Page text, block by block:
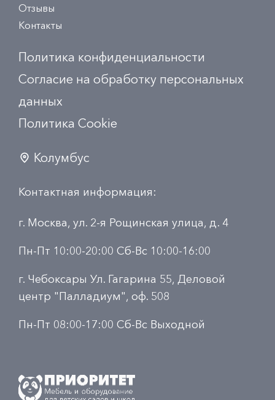
Отзывы
Контакты
Политика конфиденциальности
Согласие на обработку персональных
данных
Политика Сookie
Колумбус
Контактная информация:
г. Москва, ул. 2-я Рощинская улица, д. 4
Пн-Пт 10:00-20:00 Сб-Вс 10:00-16:00
г. Чебоксары Ул. Гагарина 55, Деловой
центр "Палладиум", оф. 508
Пн-Пт 08:00-17:00 Сб-Вс Выходной